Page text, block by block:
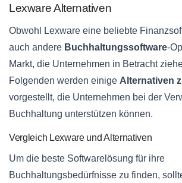
Lexware Alternativen
Obwohl Lexware eine beliebte
auch andere Buchhaltungssoftware-
Markt, die Unternehmen in Betracht
Folgenden werden einige Alternativen
vorgestellt, die Unternehmen bei der
Buchhaltung unterstützen können.
Vergleich Lexware und Alternativen
Um die beste Softwarelösung für ihre
Buchhaltungsbedürfnisse zu finden,